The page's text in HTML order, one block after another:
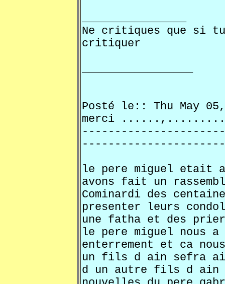
________________
Ne critiques que si
critiquer
_________________
Posté le:: Thu May
merci
----------------------
le pere miguel etait
avons fait un
Cominardi des
presenter leurs
une fatha et des
le pere miguel nous
enterrement et ca
un fils d ain sefra
d un autre fils d ain